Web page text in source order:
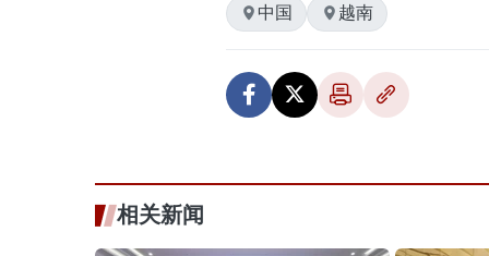
中国
越南
相关新闻